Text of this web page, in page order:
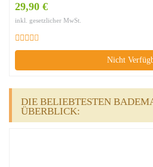
29,90 €
inkl. gesetzlicher MwSt.
Nicht
DIE BELIEBTESTEN
ÜBERBLICK: